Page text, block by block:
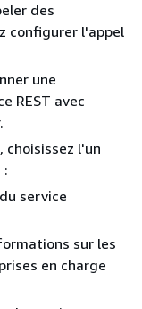
des
configurer l'appel
une
REST avec
, choisissez l'un
:
service
sur les
en charge